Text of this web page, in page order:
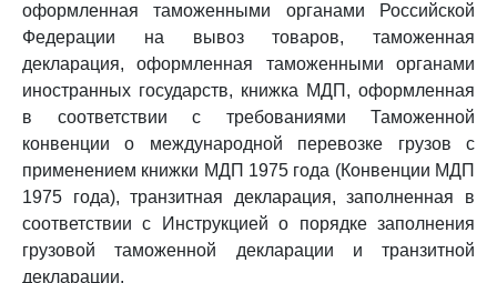
оформленная таможенными органами Российской
Федерации на вывоз товаров, таможенная
декларация, оформленная таможенными органами
иностранных государств, книжка МДП, оформленная
в соответствии с требованиями Таможенной
конвенции о международной перевозке грузов с
применением книжки МДП 1975 года (Конвенции МДП
1975 года), транзитная декларация, заполненная в
соответствии с Инструкцией о порядке заполнения
грузовой таможенной декларации и транзитной
декларации.